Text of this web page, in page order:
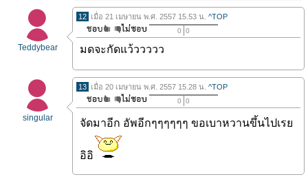
Teddybear
12 เมื่อ 21 เมษายน พ.ศ. 2557 15.53 น. ^TOP
0 0
มดจะกัดแว้ววววว
singular
13 เมื่อ 20 เมษายน พ.ศ. 2557 15.28 น. ^TOP
0 0
จัดมาอีก อัพอีกๆๆๆๆๆๆ ขอเบาหวานขึ้นไปเรย
อิอิ